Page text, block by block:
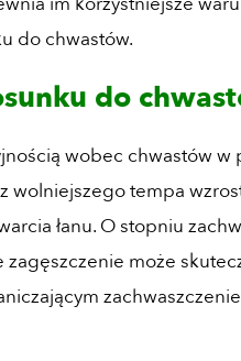
do chwastów.
do
wobec chwastów
wolniejszego tempa
łanu. O stopniu
może